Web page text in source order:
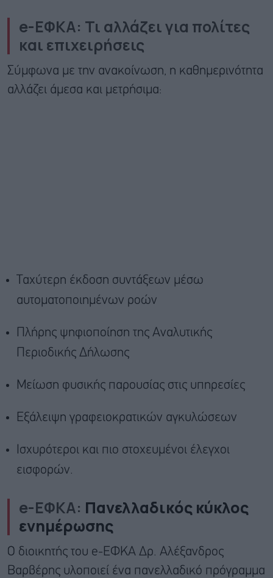
e-ΕΦΚΑ: Τι αλλάζει για πολίτες
και επιχειρήσεις
Σύμφωνα με την ανακοίνωση, η καθημερινότητα
αλλάζει άμεσα και μετρήσιμα:
Ταχύτερη έκδοση συντάξεων μέσω
αυτοματοποιημένων ροών
Πλήρης ψηφιοποίηση της Αναλυτικής
Περιοδικής Δήλωσης
Μείωση φυσικής παρουσίας στις υπηρεσίες
Εξάλειψη γραφειοκρατικών αγκυλώσεων
Ισχυρότεροι και πιο στοχευμένοι έλεγχοι
εισφορών.
e-ΕΦΚΑ: Πανελλαδικός κύκλος
ενημέρωσης
Ο διοικητής του e-ΕΦΚΑ Δρ. Αλέξανδρος
Βαρβέρης υλοποιεί ένα πανελλαδικό πρόγραμμα